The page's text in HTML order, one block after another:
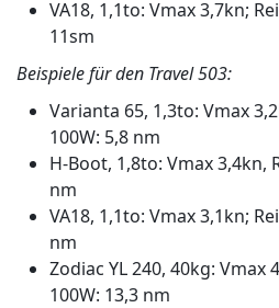
VA18, 1,1to: Vmax 3,7kn;
11sm
Beispiele für den Travel 503:
Varianta 65, 1,3to: Vmax
100W: 5,8 nm
H-Boot, 1,8to: Vmax 3,4kn,
nm
VA18, 1,1to: Vmax 3,1kn;
nm
Zodiac YL 240, 40kg: Vmax
100W: 13,3 nm